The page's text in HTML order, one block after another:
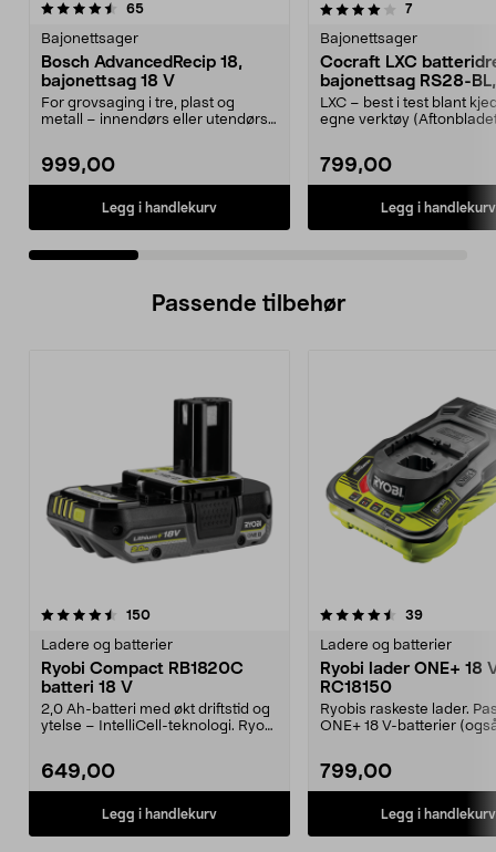
65anmeldelser
Bajonettsager
Bosch AdvancedRecip 18,
bajonettsag 18 V
For grovsaging i tre, plast og
metall – innendørs eller utendørs.
999,00
Legg i handlekurv
4.0 av 5 stjerner 7anmeldelser
Bajonettsager
Cocraft LXC
bajonettsag RS28-
LXC – best i test blant
egne verktøy
799,00
Legg i handlekurv
4.5 av 5 stjerner
Passende tilbehør
150anmeldelser
Ladere og batterier
Ryobi Compact RB1820C
batteri 18 V
2,0 Ah-batteri med økt driftstid og
ytelse – IntelliCell-teknologi. Ryobi
649,00
Legg i handlekurv
4.5av 5 stjerner 39
Ladere og batterier
Ryobi lader ONE+ 18
RC18150
Ryobis raskeste lader.
ONE+ 18 V-batterier
799,00
Legg i handlekurv
4.5av 5 stjerner